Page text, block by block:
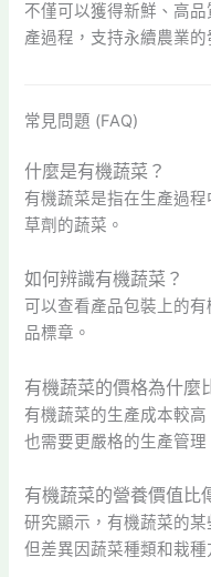
不僅可以獲得新鮮、高
產過程，支持永續農業的
常見問題 (FAQ)
什麼是有機蔬菜？
有機蔬菜是指在生產過
草劑的蔬菜。
如何辨識有機蔬菜？
可以查看產品包裝上的
品標章。
有機蔬菜的價格為什麼
有機蔬菜的生產成本較
也需要更嚴格的生產管理
有機蔬菜的營養價值比
研究顯示，有機蔬菜的
但差異因蔬菜種類和栽種